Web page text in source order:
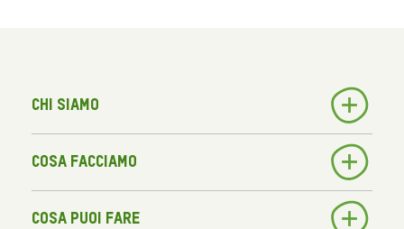
Chi siamo
Cosa facciamo
Cosa puoi fare